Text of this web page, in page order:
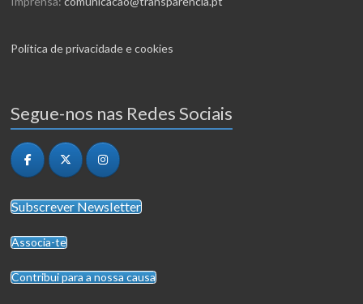
Política de privacidade e cookies
Segue-nos nas Redes Sociais
Subscrever Newsletter
Associa-te
Contribui para a nossa causa